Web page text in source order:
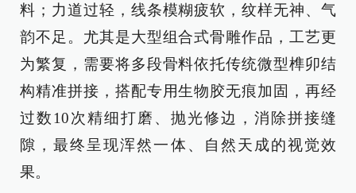
料；力道过轻，线条模糊疲软，纹样无神、气
韵不足。尤其是大型组合式骨雕作品，工艺更
为繁复，需要将多段骨料依托传统微型榫卯结
构精准拼接，搭配专用生物胶无痕加固，再经
过数10次精细打磨、抛光修边，消除拼接缝
隙，最终呈现浑然一体、自然天成的视觉效
果。